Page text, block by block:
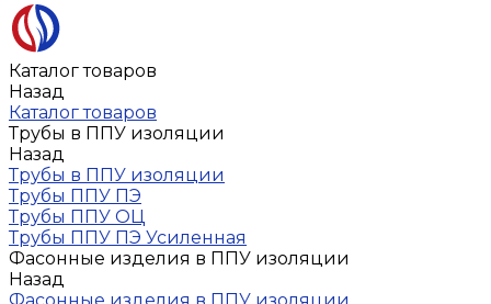
Каталог товаров
Назад
Каталог товаров
Трубы в ППУ изоляции
Назад
Трубы в ППУ изоляции
Трубы ППУ ПЭ
Трубы ППУ ОЦ
Трубы ППУ ПЭ Усиленная
Фасонные изделия в ППУ изоляции
Назад